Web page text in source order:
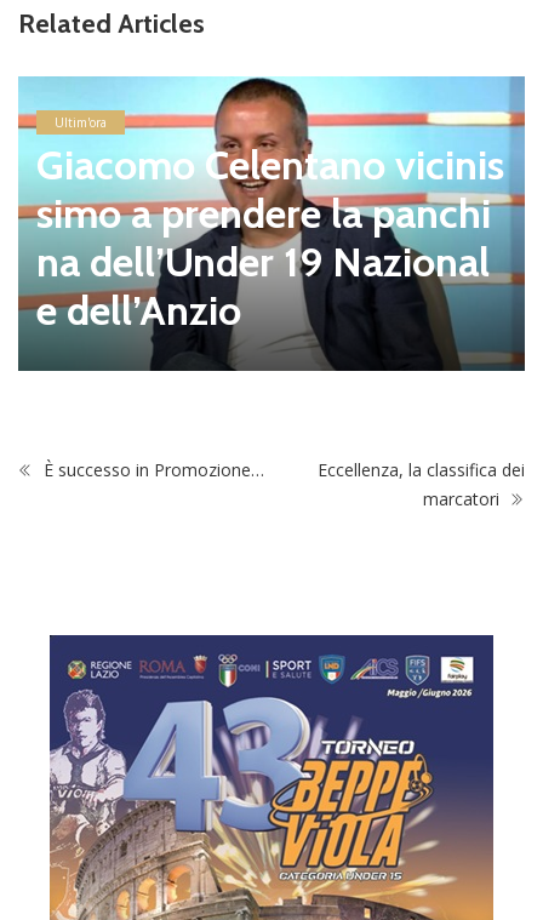
Related Articles
Ultim'ora
Giacomo Celentano vicinis
simo a prendere la panchi
na dell’Under 19 Nazional
e dell’Anzio
È successo in Promozione…
Eccellenza, la classifica dei
marcatori